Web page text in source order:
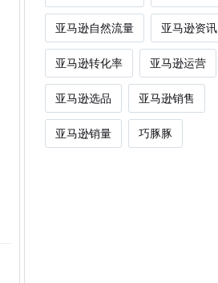
亚马逊自然流量 亚马逊资讯
亚马逊转化率 亚马逊运营
亚马逊选品 亚马逊销售
亚马逊销量 巧豚豚